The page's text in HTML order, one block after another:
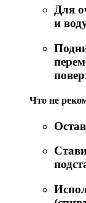
Для
и
Что не